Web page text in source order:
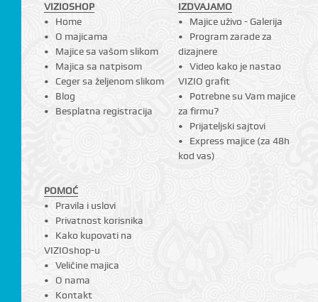
VIZIOSHOP
Home
O majicama
Majice sa vašom slikom
Majica sa natpisom
Ceger sa željenom slikom
Blog
Besplatna registracija
IZDVAJAMO
Majice uživo - Galerija
Program zarade za
dizajnere
Video kako je nastao
VIZIO grafit
Potrebne su Vam majice
za firmu?
Prijateljski sajtovi
Express majice (za 48h
kod vas)
POMOĆ
Pravila i uslovi
Privatnost korisnika
Kako kupovati na
VIZIOshop-u
Veličine majica
O nama
Kontakt